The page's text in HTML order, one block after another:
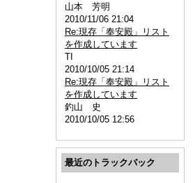
山本 芳明
2010/11/06 21:04
Re:現存「奉安殿」リスト
を作成しています
TI
2010/10/05 21:14
Re:現存「奉安殿」リスト
を作成しています
釣山 史
2010/10/05 12:56
最近のトラックバック